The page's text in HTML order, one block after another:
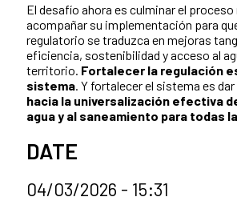
El desafío ahora es culminar el
acompañar su implementación para
regulatorio se traduzca en mejoras
eficiencia, sostenibilidad y acceso al
territorio. Fortalecer la regulación
sistema . Y fortalecer el sistema es dar
hacia la universalización efectiva
agua y al saneamiento para todas
DATE
04/03/2026 - 15:31